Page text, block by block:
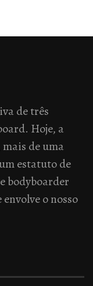
de três
Hoje, a
de uma
estatuto de
bodyboarder
o nosso